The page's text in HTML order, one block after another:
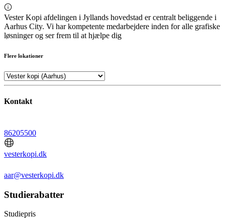
Vester Kopi afdelingen i Jyllands hovedstad er centralt beliggende i
Aarhus City. Vi har kompetente medarbejdere inden for alle grafiske
løsninger og ser frem til at hjælpe dig
Flere lokationer
Kontakt
86205500
vesterkopi.dk
aar@vesterkopi.dk
Studierabatter
Studiepris